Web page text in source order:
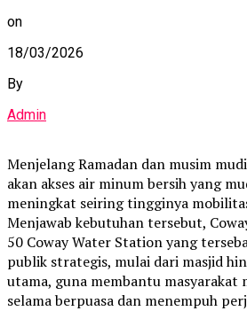
on
18/03/2026
By
Admin
Menjelang Ramadan dan musim
akan akses air minum bersih yang
meningkat seiring tingginya
Menjawab kebutuhan tersebut,
50 Coway Water Station yang
publik strategis, mulai dari masjid
utama, guna membantu masyarakat
selama berpuasa dan menempuh